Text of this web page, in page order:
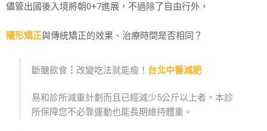
儘管出國後入境將朝0+7進展，不過除了自由行外，
隱形矯正與傳統矯正的效果、治療時間是否相同？
斷醣飲食┇改變吃法就能瘦！ 台北中醫減肥
易和診所減重計劃而且已經減少5公斤以上者，本診
所保障您不必靠運動也能長期維持體重。